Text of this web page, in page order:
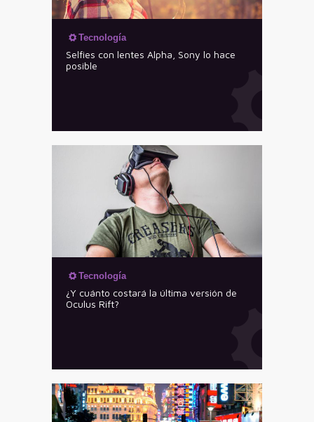
Tecnología
Selfies con lentes Alpha, Sony lo hace
posible
Tecnología
¿Y cuánto costará la última versión de
Oculus Rift?